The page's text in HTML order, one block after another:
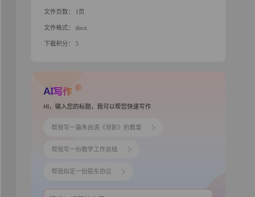
文件页数： 1页
文件格式： docx
下载积分： 5
HI，输入您的标题，我可以帮您快速写作
帮我写一篇朱自清《背影》的教案
帮我写一份教学工作总结
帮我拟定一份股东协议